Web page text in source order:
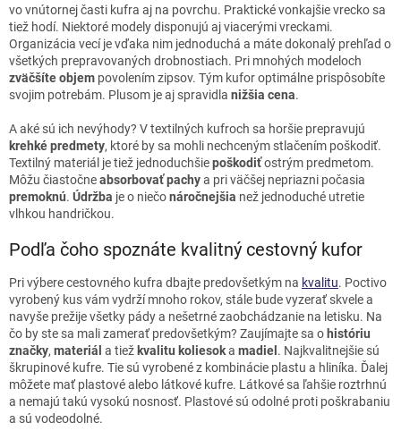
vo vnútornej časti kufra aj na povrchu. Praktické vonkajšie vrecko sa
tiež hodí. Niektoré modely disponujú aj viacerými vreckami.
Organizácia vecí je vďaka nim jednoduchá a máte dokonalý prehľad o
všetkých prepravovaných drobnostiach. Pri mnohých modeloch
zväčšíte objem povolením zipsov. Tým kufor optimálne prispôsobíte
svojim potrebám. Plusom je aj spravidla nižšia cena.
A aké sú ich nevýhody? V textilných kufroch sa horšie prepravujú
krehké predmety, ktoré by sa mohli nechceným stlačením poškodiť.
Textilný materiál je tiež jednoduchšiepoškodiťostrým predmetom.
Môžu čiastočneabsorbovať pachya pri väčšej nepriazni počasia
premoknú. Údržba je o niečonáročnejšia než jednoduché utretie
vlhkou handričkou.
Podľa čoho spoznáte kvalitný cestovný kufor
Pri výbere cestovného kufra dbajte predovšetkým na kvalitu. Poctivo
vyrobený kus vám vydrží mnoho rokov, stále bude vyzerať skvele a
navyše prežije všetky pády a nešetrné zaobchádzanie na letisku. Na
čo by ste sa mali zamerať predovšetkým? Zaujímajte sa o históriu
značky, materiál a tiež kvalitu koliesoka madiel . Najkvalitnejšie sú
škrupinové kufre. Tie sú vyrobené z kombinácie plastu a hliníka. Ďalej
môžete mať plastové alebo látkové kufre. Látkové sa ľahšie roztrhnú
a nemajú takú vysokú nosnosť. Plastové sú odolné proti poškrabaniu
a sú vodeodolné.